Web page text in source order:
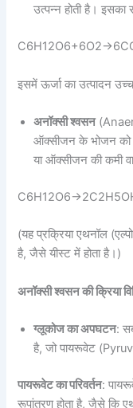
उत्पन्न होती है। इसका
इसमें ऊर्जा का उत्पादन उच्च
अनॉक्सी श्वसन
ऑक्सीजन के भोजन को
या ऑक्सीजन की कमी
(यह प्रक्रिया एथनॉल
है, जैसे यीस्ट में होता है।)
अनॉक्सी श्वसन की क्रिया
ग्लूकोज का अपघटन:
है, जो पायरूवेट
पायरूवेट का परिवर्तन:
रूपांतरण होता है, जैसे कि